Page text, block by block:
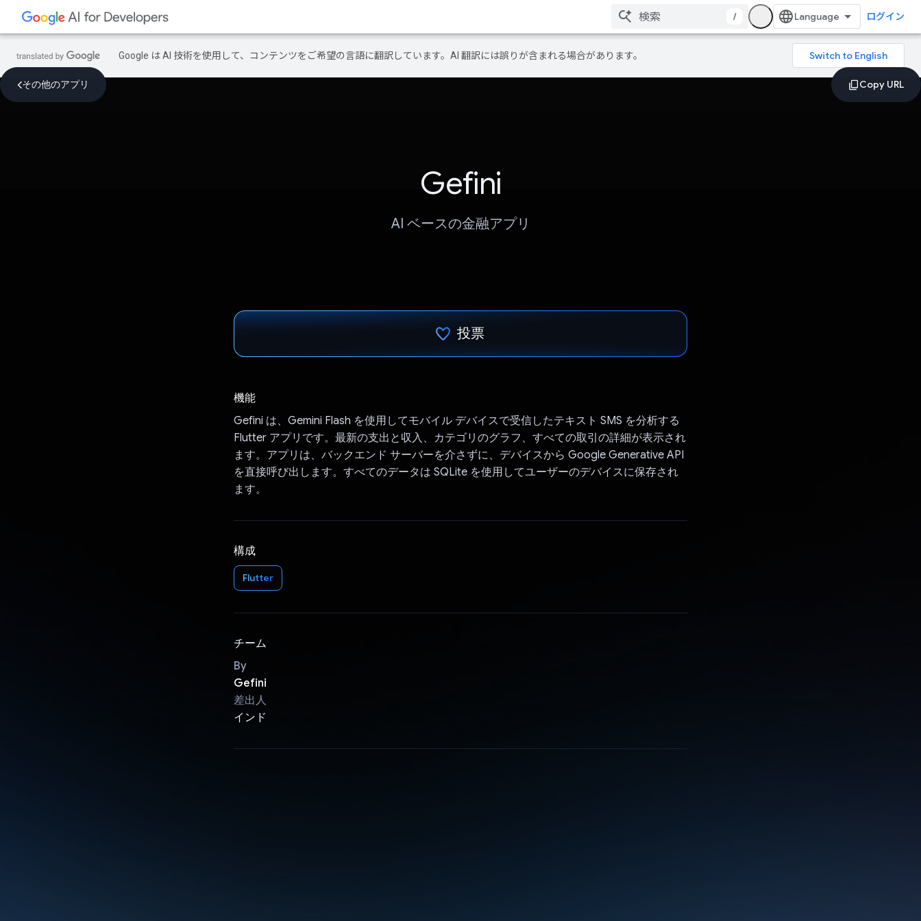
/ ログイン
Google は AI 技術を使用して、コンテンツをご希望の言語に翻訳しています。AI 翻訳には誤りが含まれる場合があります。
その他のアプリ
Gefini
AI ベースの金融アプリ
投票
機能
Gefini は、Gemini Flash を使用してモバイル デバイスで受信したテキスト SMS を分析する
Flutter アプリです。最新の支出と収入、カテゴリのグラフ、すべての取引の詳細が表示され
ます。アプリは、バックエンド サーバーを介さずに、デバイスから Google Generative API
を直接呼び出します。すべてのデータは SQLite を使用してユーザーのデバイスに保存され
ます。
構成
Flutter
チーム
By
Gefini
差出人
インド